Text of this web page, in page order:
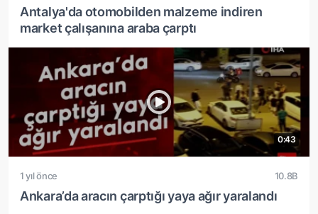
Antalya'da otomobilden malzeme indiren
market çalışanına araba çarptı
0:43
1 yıl önce 10.8B
Ankara’da aracın çarptığı yaya ağır yaralandı